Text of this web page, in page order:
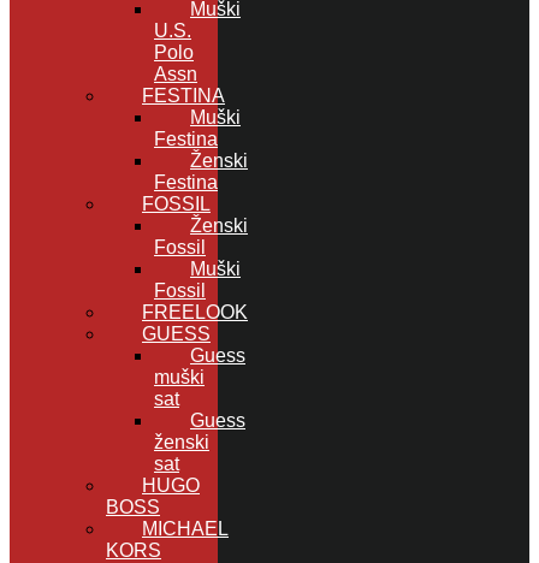
Muški
U.S.
Polo
Assn
FESTINA
Muški
Festina
Ženski
Festina
FOSSIL
Ženski
Fossil
Muški
Fossil
FREELOOK
GUESS
Guess
muški
sat
Guess
ženski
sat
HUGO
BOSS
MICHAEL
KORS